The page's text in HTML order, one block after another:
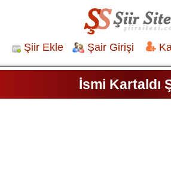
Şiir Ekle Şair Girişi
İsmi Kartaldı